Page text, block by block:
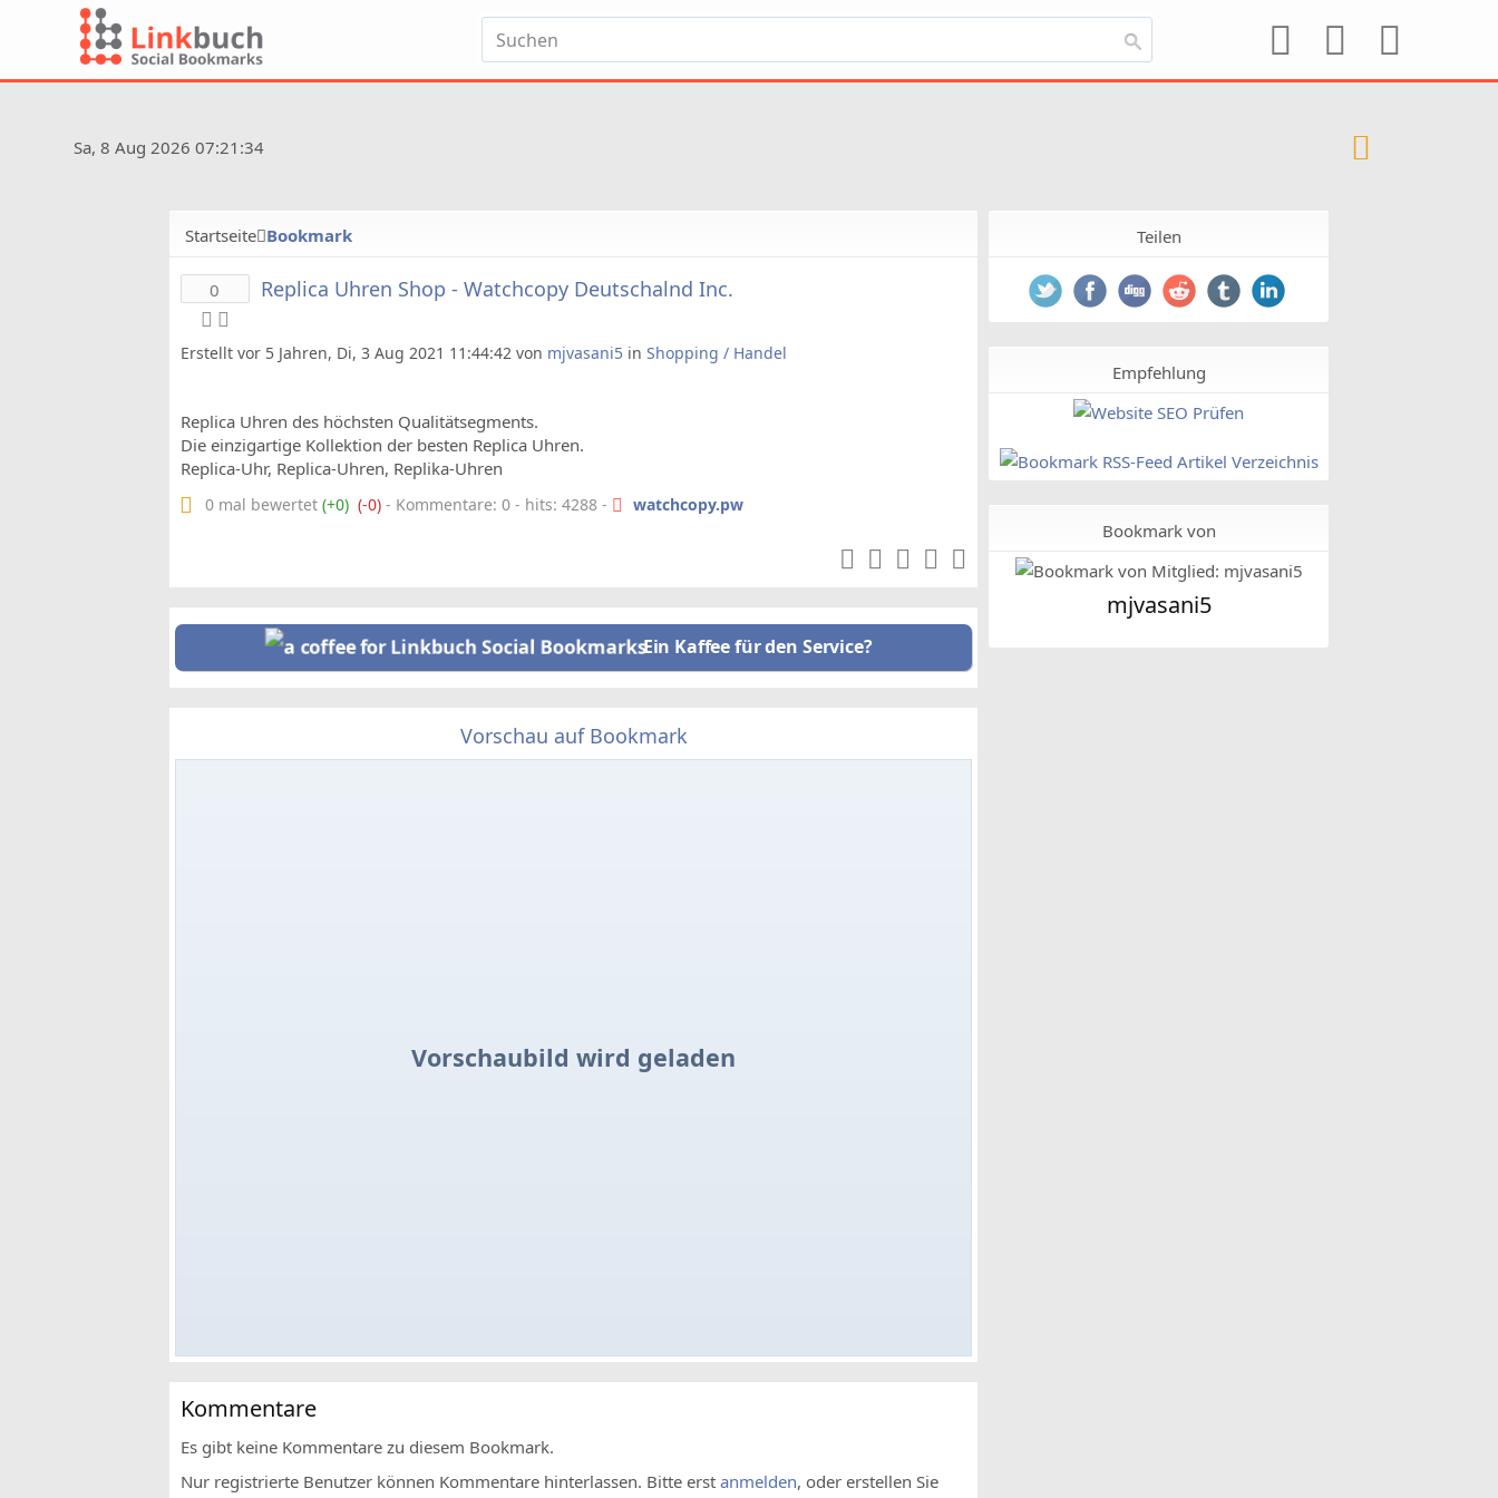
Sa, 8 Aug 2026 07:21:34
Startseite Bookmark
0 Replica Uhren Shop - Watchcopy Deutschalnd Inc.
Erstellt vor 5 Jahren, Di, 3 Aug 2021 11:44:42 von mjvasani5 in Shopping / Handel
Replica Uhren des höchsten Qualitätsegments.
Die einzigartige Kollektion der besten Replica Uhren.
Replica-Uhr, Replica-Uhren, Replika-Uhren
0 mal bewertet (+0) (-0) - Kommentare: 0 - hits: 4288 - watchcopy.pw
Ein Kaffee für den Service?
Vorschau auf Bookmark
Vorschaubild wird geladen
Kommentare
Es gibt keine Kommentare zu diesem Bookmark.
Nur registrierte Benutzer können Kommentare hinterlassen. Bitte erst anmelden, oder erstellen Sie
Teilen
Empfehlung
Bookmark von
mjvasani5